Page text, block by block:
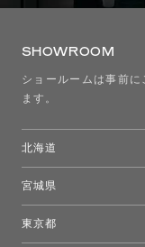
SHOWROOM
ショールームは事前
ます。
北海道
宮城県
東京都